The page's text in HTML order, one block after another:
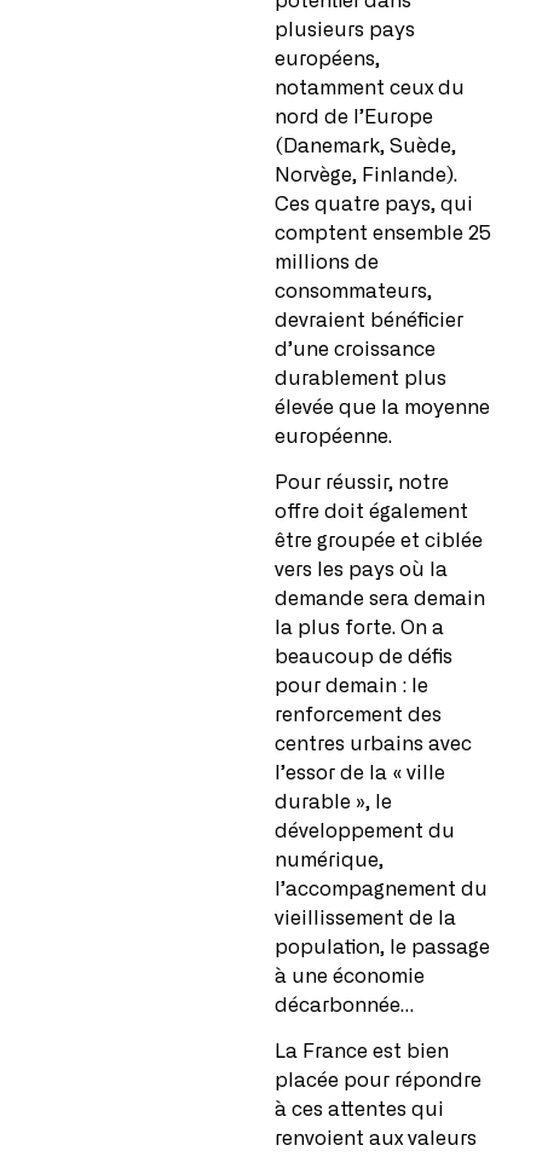
plusieurs pays
européens,
notamment ceux du
nord de l’Europe
(Danemark, Suède,
Norvège, Finlande).
Ces quatre pays, qui
comptent ensemble 25
millions de
consommateurs,
devraient bénéficier
d’une croissance
durablement plus
élevée que la moyenne
européenne.
Pour réussir, notre
offre doit également
être groupée et ciblée
vers les pays où la
demande sera demain
la plus forte. On a
beaucoup de défis
pour demain : le
renforcement des
centres urbains avec
l’essor de la « ville
durable », le
développement du
numérique,
l’accompagnement du
vieillissement de la
population, le passage
à une économie
décarbonnée…
La France est bien
placée pour répondre
à ces attentes qui
renvoient aux valeurs